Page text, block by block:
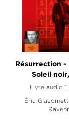
Résurrection -
Soleil
Livre audio 1
Éric